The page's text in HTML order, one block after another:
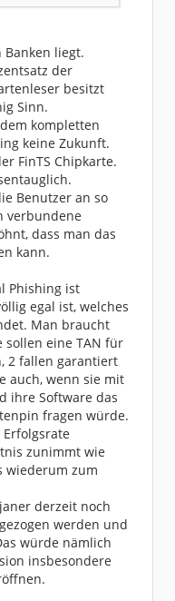
Banken liegt.
der
besitzt
Sinn.
kompletten
keine Zukunft.
FinTS Chipkarte.
Benutzer an so
verbundene
dass man das
kann.
Phishing ist
egal ist, welches
Man braucht
sollen eine TAN für
2 fallen garantiert
auch, wenn sie mit
ihre Software das
fragen würde.
zunimmt wie
wiederum zum
derzeit noch
werden und
würde nämlich
insbesondere